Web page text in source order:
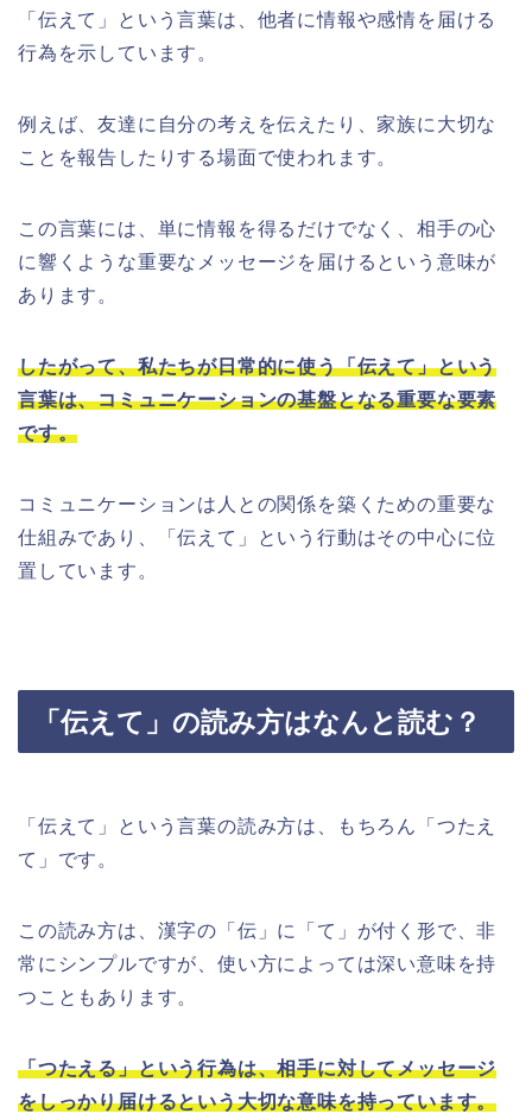
「伝えて」という言葉は、他者に情報や感情を届ける
行為を示しています。
例えば、友達に自分の考えを伝えたり、家族に大切な
ことを報告したりする場面で使われます。
この言葉には、単に情報を得るだけでなく、相手の心
に響くような重要なメッセージを届けるという意味が
あります。
したがって、私たちが日常的に使う「伝えて」という
言葉は、コミュニケーションの基盤となる重要な要素
です。
コミュニケーションは人との関係を築くための重要な
仕組みであり、「伝えて」という行動はその中心に位
置しています。
「伝えて」の読み方はなんと読む？
「伝えて」という言葉の読み方は、もちろん「つたえ
て」です。
この読み方は、漢字の「伝」に「て」が付く形で、非
常にシンプルですが、使い方によっては深い意味を持
つこともあります。
「つたえる」という行為は、相手に対してメッセージ
をしっかり届けるという大切な意味を持っています。